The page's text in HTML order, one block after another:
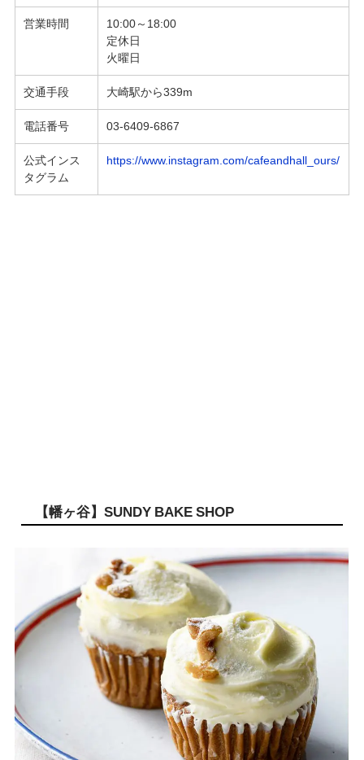
営業時間
10:00～18:00
定休日
火曜日
交通手段 大崎駅から339m
電話番号 03-6409-6867
公式インス
タグラム
https://www.instagram.com/cafeandhall_ours/
【幡ヶ谷】SUNDY BAKE SHOP